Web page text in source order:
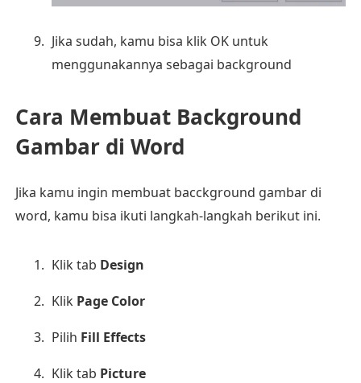
Jika sudah, kamu bisa klik OK untuk
menggunakannya sebagai background
Cara Membuat Background
Gambar di Word
Jika kamu ingin membuat bacckground gambar di
word, kamu bisa ikuti langkah-langkah berikut ini.
Klik tab Design
Klik Page Color
Pilih Fill Effects
Klik tab Picture